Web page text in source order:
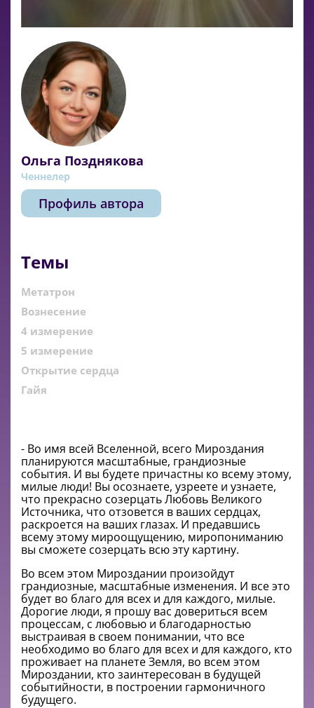
Ольга Позднякова
Ченнелер
Профиль автора
Темы
Метатрон
Вознесение
4 измерение
5 измерение
Открытие сердца
Гайя
- Во имя всей Вселенной, всего Мироздания
планируются масштабные, грандиозные
события. И вы будете причастны ко всему этому,
милые люди! Вы осознаете, узреете и узнаете,
что прекрасно созерцать Любовь Великого
Источника, что отзовется в ваших сердцах,
раскроется на ваших глазах. И предавшись
всему этому мироощущению, миропониманию
вы сможете созерцать всю эту картину.
Во всем этом Мироздании произойдут
грандиозные, масштабные изменения. И все это
будет во благо для всех и для каждого, милые.
Дорогие люди, я прошу вас довериться всем
процессам, с любовью и благодарностью
выстраивая в своем понимании, что все
необходимо во благо для всех и для каждого, кто
проживает на планете Земля, во всем этом
Мироздании, кто заинтересован в будущей
событийности, в построении гармоничного
будущего.